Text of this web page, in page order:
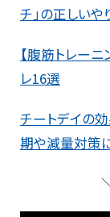
チ」の正しいや
【腹筋トレー
レ16選
チートデイの
期や減量対策